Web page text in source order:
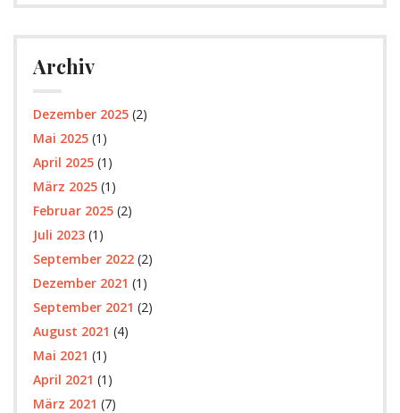
Archiv
Dezember 2025(2)
Mai 2025(1)
April 2025(1)
März 2025(1)
Februar 2025(2)
Juli 2023(1)
September 2022(2)
Dezember 2021 (1)
September 2021 (2)
August 2021 (4)
Mai 2021 (1)
April 2021 (1)
März 2021 (7)